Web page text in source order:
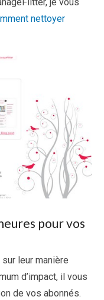
nettoyer
pour vos
leur manière
d’impact, il vous
de vos abonnés.